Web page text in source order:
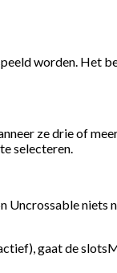
worden. Het
ze drie of
selecteren.
Uncrossable niets
gaat de